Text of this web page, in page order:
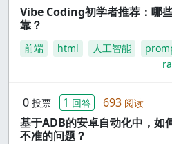
Vibe Coding初学者推荐：哪
靠？
前端 html 人工智能
0 投票 1 回答 693 阅读
基于ADB的安卓自动化中，如
不准的问题？